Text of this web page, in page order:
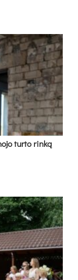
turto rinką